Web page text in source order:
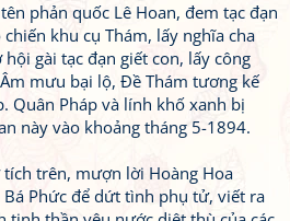
phản quốc Lê Hoan, đem tạc đạn
khu cụ Thám, lấy nghĩa cha
gài tạc đạn giết con, lấy công
mưu bại lộ, Đề Thám tương kế
Quân Pháp và lính khố xanh bị
này vào khoảng tháng 5-1894.
tích trên, mượn lời Hoàng Hoa
Phức để dứt tình phụ tử, viết ra